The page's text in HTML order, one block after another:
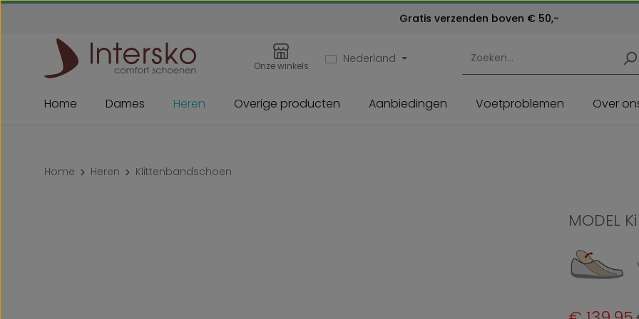
Onze winkels
Nederland
Home Dames Heren Overige producten Aanbiedingen Voetproblemen Over
Home Heren Klittenbandschoen
MODEL
Verkoopprijs: